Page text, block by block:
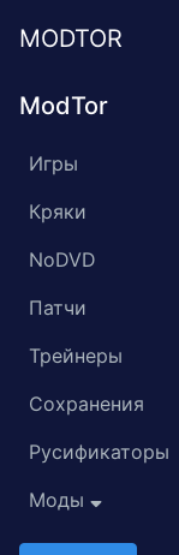
MODTOR
ModTor
Игры
Кряки
NoDVD
Патчи
Трейнеры
Сохранения
Русификаторы
Моды